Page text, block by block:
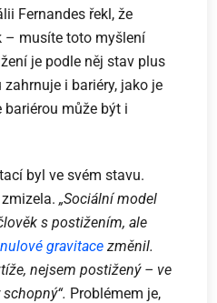
Fernandes řekl, že
– musíte toto myšlení
je podle něj stav plus
i bariéry, jako je
bariérou může být i
byl ve svém stavu.
zmizela.„Sociální model
s postižením, ale
nulové gravitace změnil.
nejsem postižený – ve
Problémem je,